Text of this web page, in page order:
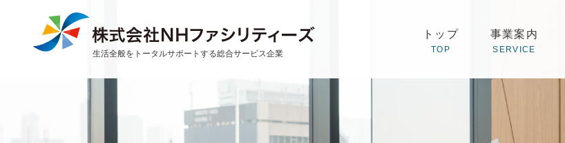
生活全般をトータルサポートする総合サービス企業
トップ
TOP
事業案内
SERVICE